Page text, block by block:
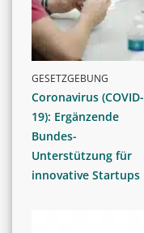
GESETZGEBUNG
Coronavirus (COVID-
19): Ergänzende
Bundes-
Unterstützung für
innovative Startups